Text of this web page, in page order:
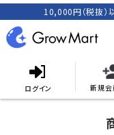
10,000円（税抜）
ログイン 新規